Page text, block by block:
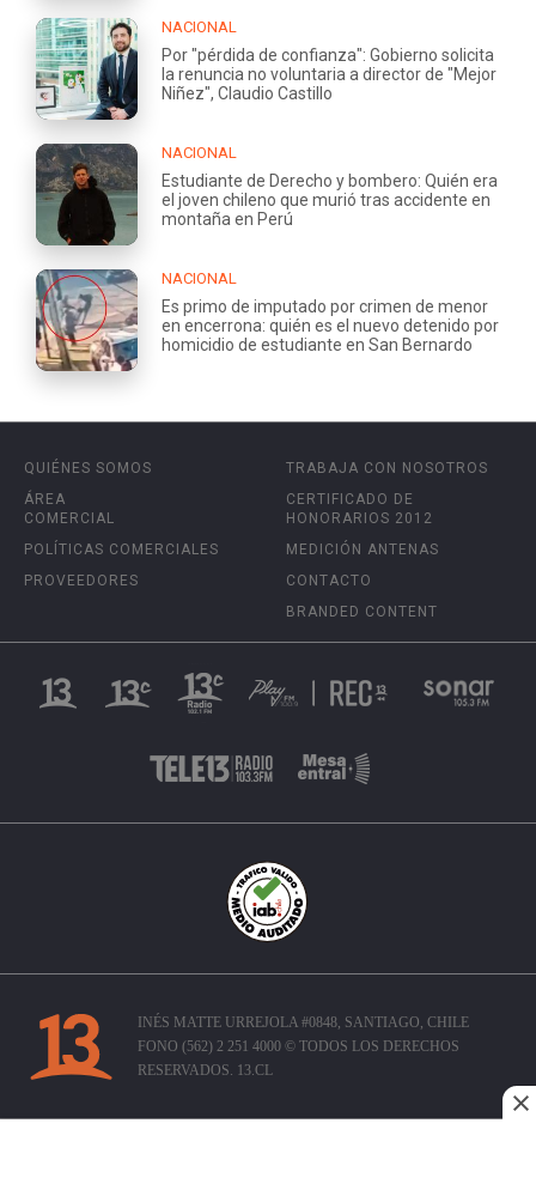
NACIONAL
Por "pérdida de confianza": Gobierno solicita
la renuncia no voluntaria a director de "Mejor
Niñez", Claudio Castillo
NACIONAL
Estudiante de Derecho y bombero: Quién era
el joven chileno que murió tras accidente en
montaña en Perú
NACIONAL
Es primo de imputado por crimen de menor
en encerrona: quién es el nuevo detenido por
homicidio de estudiante en San Bernardo
QUIÉNES SOMOS
ÁREA
COMERCIAL
POLÍTICAS COMERCIALES
PROVEEDORES
TRABAJA CON NOSOTROS
CERTIFICADO DE
HONORARIOS 2012
MEDICIÓN ANTENAS
CONTACTO
BRANDED CONTENT
INÉS MATTE URREJOLA #0848, SANTIAGO, CHILE
FONO (562) 2 251 4000 © TODOS LOS DERECHOS
RESERVADOS. 13.CL